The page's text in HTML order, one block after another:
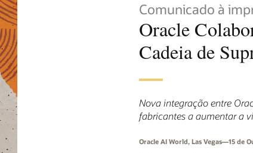
Comunicado à
Oracle
Cadeia de
Nova integração entre
fabricantes a aumentar a
Oracle AI World, Las Vegas—15 de